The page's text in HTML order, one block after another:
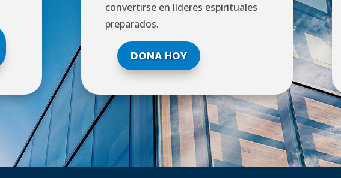
convertirse en líderes espirituales
preparados.
DONA HOY